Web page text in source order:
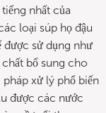
nhất của
loại súp họ đậu
sử dụng như
bổ sung cho
xử lý phổ biến
được các nước